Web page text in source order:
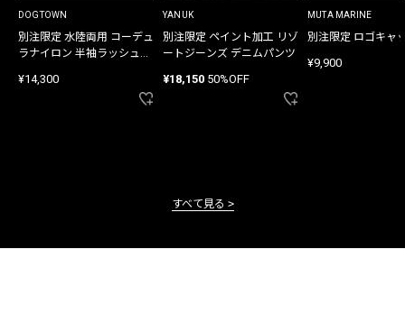
DOGTOWN
別注限定 水陸両用 コーデュ
ラナイロン 半袖ラッシュガ
¥14,300
YANUK
別注限定 ペイント加工 リゾ
ートジーンズ デニムパンツ
¥18,150 50%OFF
MUTA MARINE
別注限定 ロゴキャ
¥9,900
すべて見る